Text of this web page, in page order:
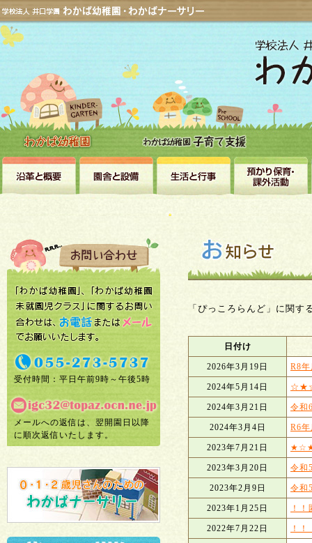
受付時間：平日午前9時～午後5時
メールへの返信は、翌開園日以降
に順次返信いたします。
「ぴっころらんど」に関
日付け
2026年3月19日 R8
2024年5月14日
2024年3月21日 令和
2024年3月4日 R6
2023年7月21日
2023年3月20日 令和
2023年2月9日 令和
2023年1月25日 ！
2022年7月22日 ！